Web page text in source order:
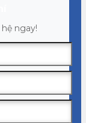
ngay!